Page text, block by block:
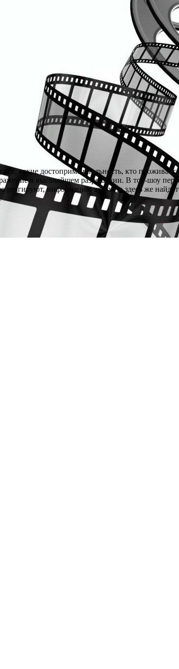
какие достопримечательность, кто
в высочайшем разрешении. В ток-шоу
информацию краткую здесь же